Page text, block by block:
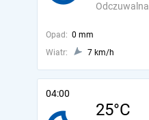
Odczuwalna
Opad: 0 mm
Wiatr:
7 km/h
04:00
25°C